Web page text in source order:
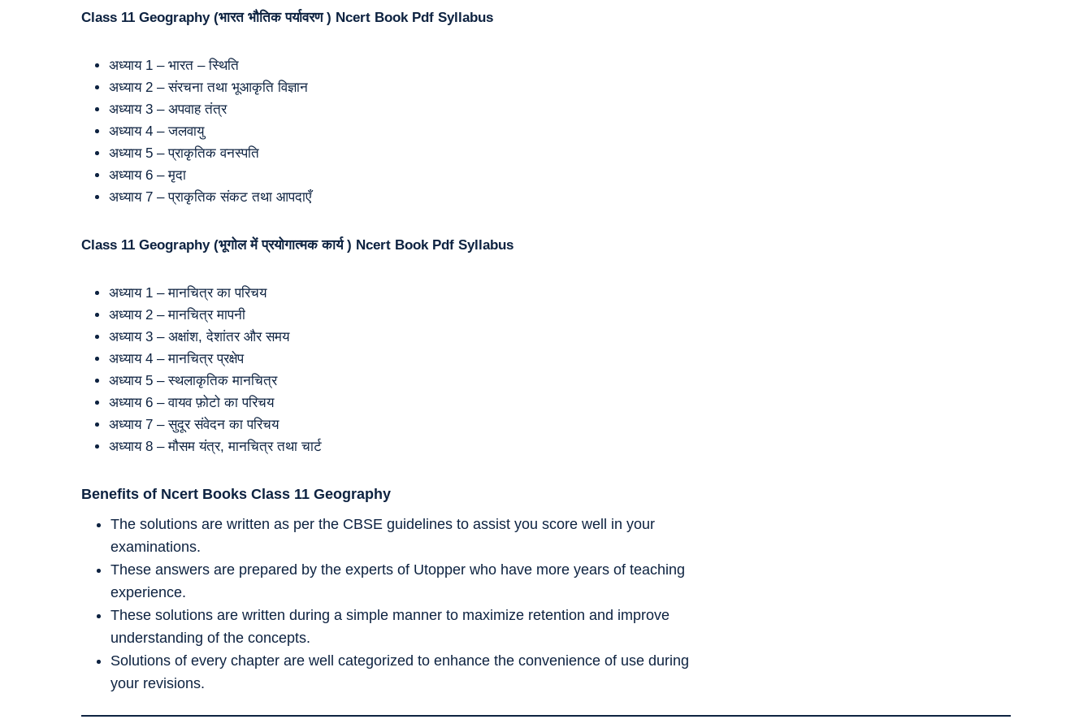
Class 11 Geography (भारत भौतिक पर्यावरण ) Ncert Book Pdf Syllabus
अध्याय 1 – भारत – स्थिति
अध्याय 2 – संरचना तथा भूआकृति विज्ञान
अध्याय 3 – अपवाह तंत्र
अध्याय 4 – जलवायु
अध्याय 5 – प्राकृतिक वनस्पति
अध्याय 6 – मृदा
अध्याय 7 – प्राकृतिक संकट तथा आपदाएँ
Class 11 Geography (भूगोल में प्रयोगात्मक कार्य ) Ncert Book Pdf Syllabus
अध्याय 1 – मानचित्र का परिचय
अध्याय 2 – मानचित्र मापनी
अध्याय 3 – अक्षांश, देशांतर और समय
अध्याय 4 – मानचित्र प्रक्षेप
अध्याय 5 – स्थलाकृतिक मानचित्र
अध्याय 6 – वायव फ़ोटो का परिचय
अध्याय 7 – सुदूर संवेदन का परिचय
अध्याय 8 – मौसम यंत्र, मानचित्र तथा चार्ट
Benefits of Ncert Books Class 11 Geography
The solutions are written as per the CBSE guidelines to assist you score well in your
examinations.
These answers are prepared by the experts of Utopper who have more years of teaching
experience.
These solutions are written during a simple manner to maximize retention and improve
understanding of the concepts.
Solutions of every chapter are well categorized to enhance the convenience of use during
your revisions.